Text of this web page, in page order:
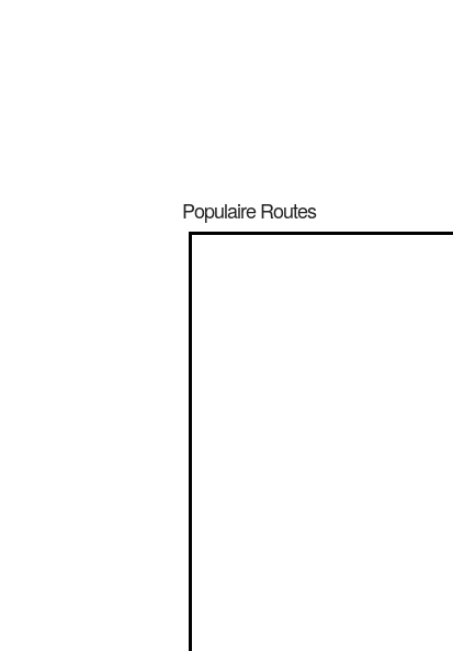
Populaire Routes